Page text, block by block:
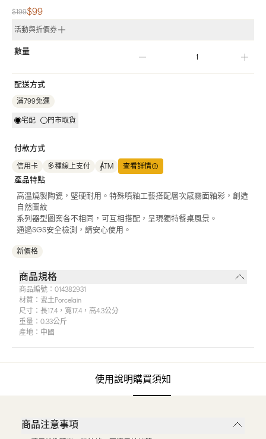
$199$99
活動與折價券
數量
配送方式
滿799免運
宅配 門市取貨
付款方式
信用卡 多種線上支付 ATM 查看詳情
產品特點
高溫燒製陶瓷，堅硬耐用。特殊噴釉工藝搭配層次感霧面釉彩，創造
自然圖紋
系列器型圖案各不相同，可互相搭配，呈現獨特餐桌風景。
通過SGS安全檢測，請安心使用。
新價格
商品規格
商品編號： 014382931
材質： 瓷土porcelain
尺寸： 長17.4，寬17.4，高4.3公分
重量： 0.33公斤
產地： 中國
使用說明購買須知
商品注意事項